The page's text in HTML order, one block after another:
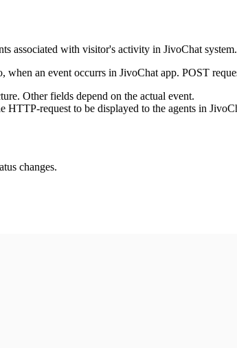
associated with visitor's activity in JivoChat system.
an event occurrs in JivoChat app. POST
Other fields depend on the actual event.
HTTP-request to be displayed to the agents in
changes.